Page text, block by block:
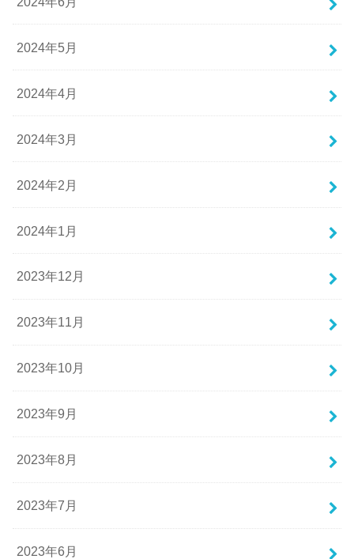
2024年5月
2024年4月
2024年3月
2024年2月
2024年1月
2023年12月
2023年11月
2023年10月
2023年9月
2023年8月
2023年7月
2023年6月